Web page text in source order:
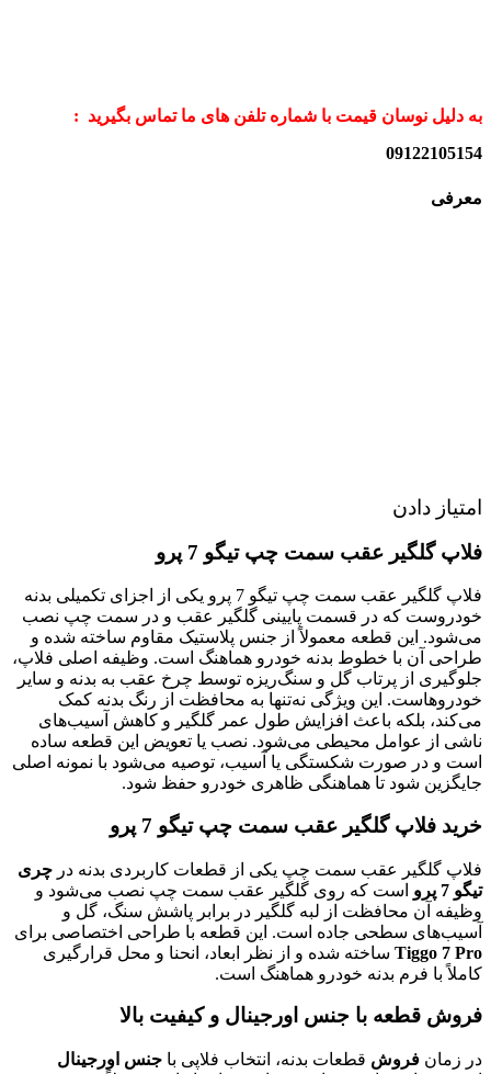
به دلیل نوسان قیمت با شماره تلفن های ما تماس بگیرید :
09122105154
معرفی
امتیاز دادن
فلاپ گلگیر عقب سمت چپ تیگو 7 پرو
فلاپ گلگیر عقب سمت چپ تیگو 7 پرو یکی از اجزای تکمیلی بدنه
خودروست که در قسمت پایینی گلگیر عقب و در سمت چپ نصب
می‌شود. این قطعه معمولاً از جنس پلاستیک مقاوم ساخته شده و
طراحی آن با خطوط بدنه خودرو هماهنگ است. وظیفه اصلی فلاپ،
جلوگیری از پرتاب گل و سنگ‌ریزه توسط چرخ عقب به بدنه و سایر
خودروهاست. این ویژگی نه‌تنها به محافظت از رنگ بدنه کمک
می‌کند، بلکه باعث افزایش طول عمر گلگیر و کاهش آسیب‌های
ناشی از عوامل محیطی می‌شود. نصب یا تعویض این قطعه ساده
است و در صورت شکستگی یا آسیب، توصیه می‌شود با نمونه اصلی
جایگزین شود تا هماهنگی ظاهری خودرو حفظ شود.
خرید فلاپ گلگیر عقب سمت چپ تیگو 7 پرو
فلاپ گلگیر عقب سمت چپ یکی از قطعات کاربردی بدنه در چری
تیگو 7 پرو
است که روی گلگیر عقب سمت چپ نصب می‌شود و
وظیفه آن محافظت از لبه گلگیر در برابر پاشش سنگ، گل و
آسیب‌های سطحی جاده است. این قطعه با طراحی اختصاصی برای
Tiggo 7 Pro ساخته شده و از نظر ابعاد، انحنا و محل قرارگیری
کاملاً با فرم بدنه خودرو هماهنگ است.
فروش قطعه با جنس اورجینال و کیفیت بالا
در زمان فروش قطعات بدنه، انتخاب فلاپی با جنس اورجینال